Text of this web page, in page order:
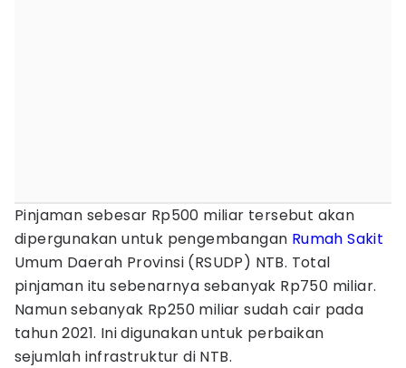
Pinjaman sebesar Rp500 miliar tersebut akan
dipergunakan untuk pengembangan Rumah Sakit
Umum Daerah Provinsi (RSUDP) NTB. Total
pinjaman itu sebenarnya sebanyak Rp750 miliar.
Namun sebanyak Rp250 miliar sudah cair pada
tahun 2021. Ini digunakan untuk perbaikan
sejumlah infrastruktur di NTB.